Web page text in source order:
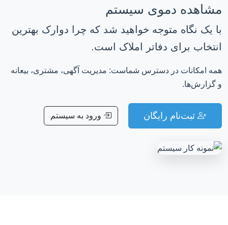
مشاهده دموی سیستم
با یک نگاه متوجه خواهید شد که چرا دوارک بهترین
انتخاب برای دفاتر املاک است.
همه امکانات در دسترس شماست: مدیریت آگهی، مشتری، بیعانه
و گزارش‌ها.
ثبت‌نام رایگان ورود به سیستم